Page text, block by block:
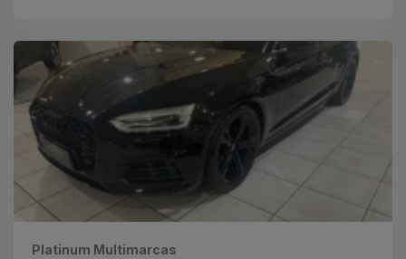
Platinum Multimarcas